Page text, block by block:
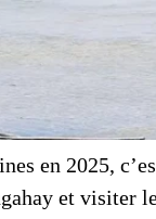
en 2025,
et visiter